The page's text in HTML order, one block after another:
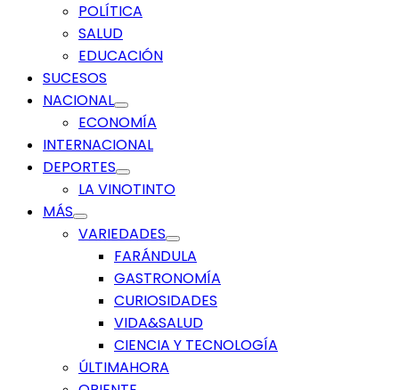
POLÍTICA
SALUD
EDUCACIÓN
SUCESOS
NACIONAL
ECONOMÍA
INTERNACIONAL
DEPORTES
LA VINOTINTO
MÁS
VARIEDADES
FARÁNDULA
GASTRONOMÍA
CURIOSIDADES
VIDA&SALUD
CIENCIA Y TECNOLOGÍA
ÚLTIMAHORA